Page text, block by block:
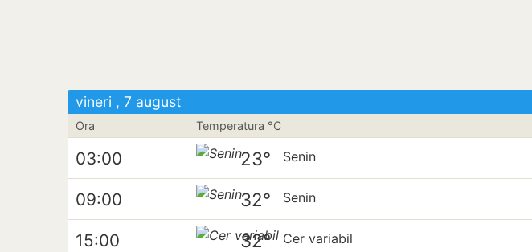
vineri , 7 august
Ora Temperatura °C
03:00 23° Senin
09:00 32° Senin
15:00 32° Cer variabil